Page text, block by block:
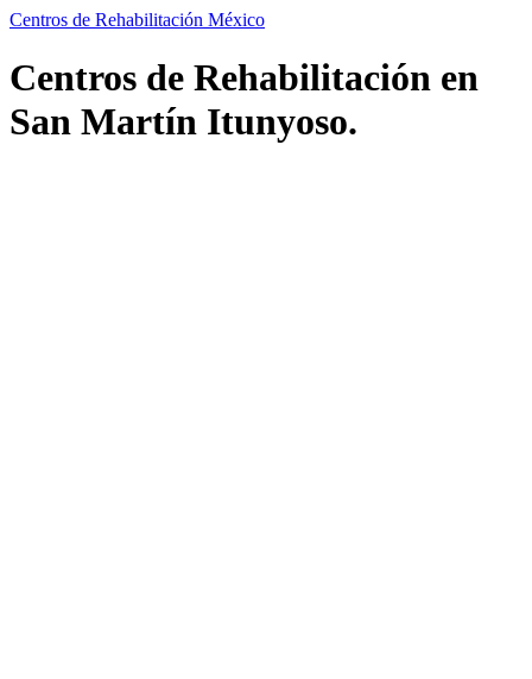
Centros de Rehabilitación México
Centros de Rehabilitación en
San Martín Itunyoso.